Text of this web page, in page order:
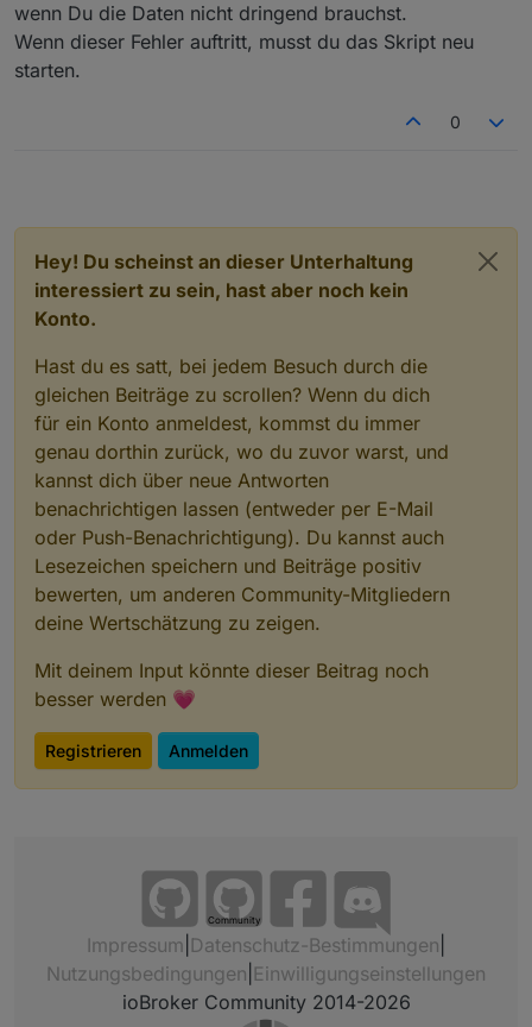
javascript.0
2023-08-08 10:09:00.238	warn	at /opt/
2023-08-08 10:09:00.238	warn	at
2023-08-08 10:09:00.237	warn	at
javascript.0
javascript.0
wenn Du die Daten nicht dringend brauchst.
Wenn dieser Fehler auftritt, musst du das Skript neu
starten.
0
Hey! Du scheinst an dieser Unterhaltung
interessiert zu sein, hast aber noch kein
Konto.
Hast du es satt, bei jedem Besuch durch die
gleichen Beiträge zu scrollen? Wenn du dich
für ein Konto anmeldest, kommst du immer
genau dorthin zurück, wo du zuvor warst, und
kannst dich über neue Antworten
benachrichtigen lassen (entweder per E-Mail
oder Push-Benachrichtigung). Du kannst auch
Lesezeichen speichern und Beiträge positiv
bewerten, um anderen Community-Mitgliedern
deine Wertschätzung zu zeigen.
Mit deinem Input könnte dieser Beitrag noch
besser werden 💗
Registrieren Anmelden
Community
Impressum Datenschutz-Bestimmungen
Nutzungsbedingungen Einwilligungseinstellungen
ioBroker Community 2014-2026